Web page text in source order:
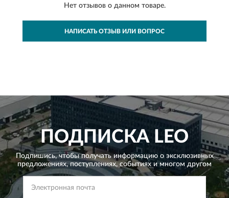
Нет отзывов о данном товаре.
НАПИСАТЬ ОТЗЫВ ИЛИ ВОПРОС
ПОДПИСКАLEO
Подпишись, чтобы получать информацию о эксклюзивных
предложениях,поступлениях, событиях и многом другом